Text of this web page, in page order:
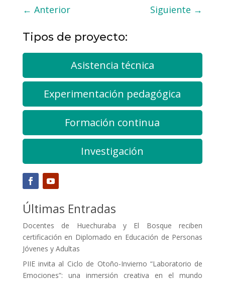
← Anterior Siguiente →
Tipos de proyecto:
Asistencia técnica
Experimentación pedagógica
Formación continua
Investigación
Últimas Entradas
Docentes de Huechuraba y El Bosque reciben
certificación en Diplomado en Educación de Personas
Jóvenes y Adultas
PIIE invita al Ciclo de Otoño-Invierno “Laboratorio de
Emociones”: una inmersión creativa en el mundo